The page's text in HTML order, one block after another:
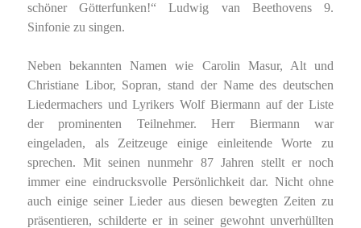
schöner Götterfunken!“ Ludwig van Beethovens 9.
Sinfonie zu singen.
Neben bekannten Namen wie Carolin Masur, Alt und
Christiane Libor, Sopran, stand der Name des deutschen
Liedermachers und Lyrikers Wolf Biermann auf der Liste
der prominenten Teilnehmer. Herr Biermann war
eingeladen, als Zeitzeuge einige einleitende Worte zu
sprechen. Mit seinen nunmehr 87 Jahren stellt er noch
immer eine eindrucksvolle Persönlichkeit dar. Nicht ohne
auch einige seiner Lieder aus diesen bewegten Zeiten zu
präsentieren, schilderte er in seiner gewohnt unverhüllten